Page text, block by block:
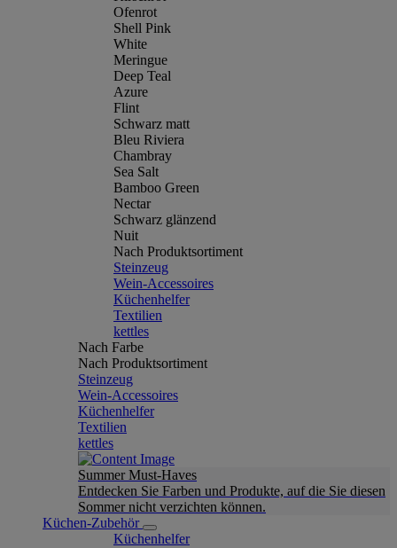
Ofenrot
Shell Pink
White
Meringue
Deep Teal
Azure
Flint
Schwarz matt
Bleu Riviera
Chambray
Sea Salt
Bamboo Green
Nectar
Schwarz glänzend
Nuit
Nach Produktsortiment
Steinzeug
Wein-Accessoires
Küchenhelfer
Textilien
kettles
Nach Farbe
Nach Produktsortiment
Steinzeug
Wein-Accessoires
Küchenhelfer
Textilien
kettles
Summer Must-Haves
Entdecken Sie Farben und Produkte, auf die Sie diesen
Sommer nicht verzichten können.
Küchen-Zubehör
Küchenhelfer